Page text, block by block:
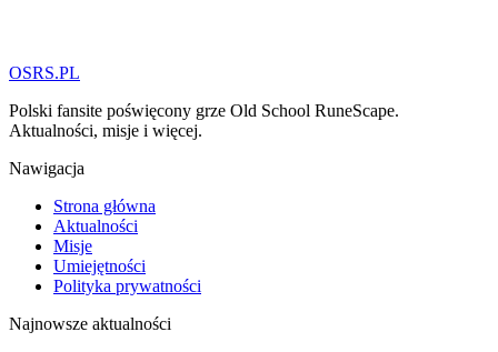
OSRS.PL
Polski fansite poświęcony grze Old School RuneScape.
Aktualności, misje i więcej.
Nawigacja
Strona główna
Aktualności
Misje
Umiejętności
Polityka prywatności
Najnowsze aktualności